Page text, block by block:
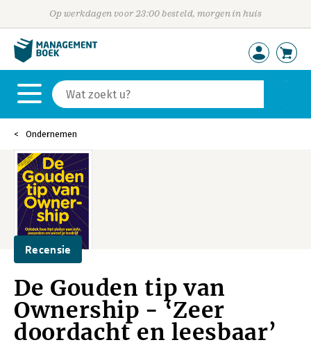
Op werkdagen voor 23:00 besteld, morgen in huis
Ondernemen
Recensie
De Gouden tip van
Ownership - ‘Zeer
doordacht en leesbaar’